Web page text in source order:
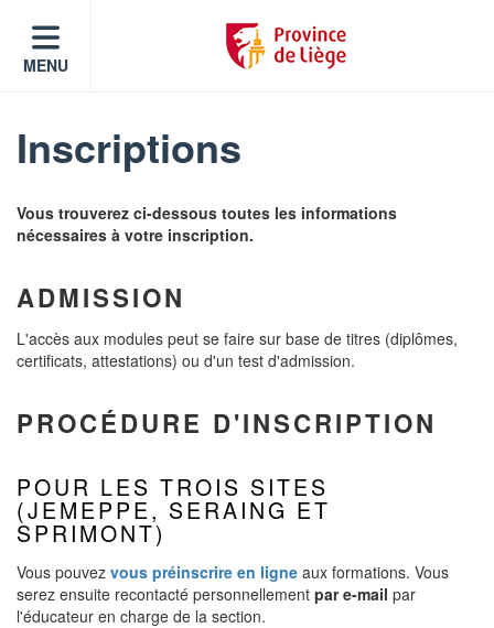
MENU
Inscriptions
Vous trouverez ci-dessous toutes les informations
nécessaires à votre inscription.
ADMISSION
L'accès aux modules peut se faire sur base de titres (diplômes,
certificats, attestations) ou d'un test d'admission.
PROCÉDURE D'INSCRIPTION
POUR LES TROIS SITES
(JEMEPPE, SERAING ET
SPRIMONT)
Vous pouvez vous préinscrire en ligne aux formations. Vous
serez ensuite recontacté personnellement par e-mail par
l'éducateur en charge de la section.